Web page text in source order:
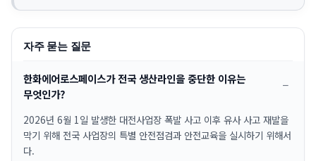
자주 묻는 질문
한화에어로스페이스가 전국 생산라인을 중단한 이유는
무엇인가?
2026년 6월 1일 발생한 대전사업장 폭발 사고 이후 유사 사고 재발을
막기 위해 전국 사업장의 특별 안전점검과 안전교육을 실시하기 위해서
다.